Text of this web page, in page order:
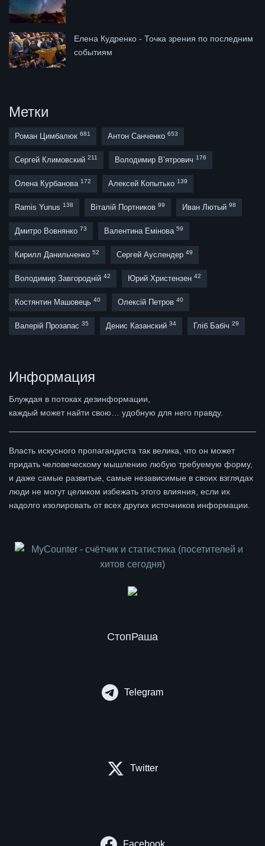
Елена Кудренко - Точка зрения по последним
событиям
Метки
Роман Цимбалюк 681 Антон Санченко 653
Сергей Климовский 211 Володимир В’ятрович 176
Олена Курбанова 172 Алексей Копытько 139
Ramis Yunus 138 Віталій Портников 99 Иван Лютый 98
Дмитро Вовнянко 73 Валентина Емінова 59
Кирилл Данильченко 52 Сергей Ауслендер 49
Володимир Завгородній 42 Юрий Христензен 42
Костянтин Машовець 40 Олексій Петров 40
Валерій Прозапас 35 Денис Казанский 34 Гліб Бабіч 29
Информация
Блуждая в потоках дезинформации,
каждый может найти свою… удобную для него правду.
Власть искусного пропагандиста так велика, что он может
придать человеческому мышлению любую требуемую форму,
и даже самые развитые, самые независимые в своих взглядах
люди не могут целиком избежать этого влияния, если их
надолго изолировать от всех других источников информации.
СтопРаша
Telegram
Twitter
Facebook